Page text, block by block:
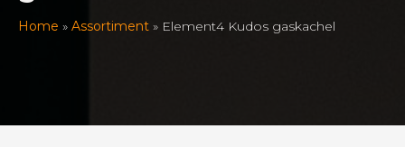
Home » Assortiment » Element4 Kudos gaskachel